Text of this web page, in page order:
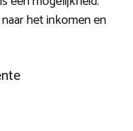
het inkomen en